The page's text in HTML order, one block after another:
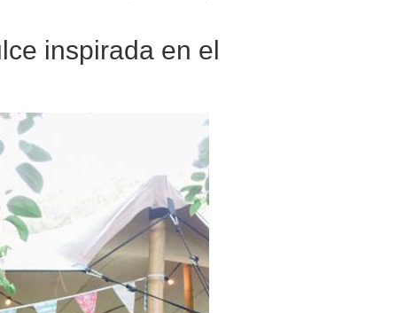
inspirada en el